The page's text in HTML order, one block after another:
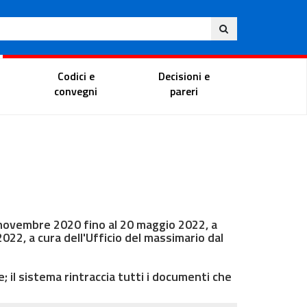
Ita
Portale del magistrato
Codici e
convegni
Decisioni e
pareri
2020 fino al 20 maggio 2022, a
a cura dell'Ufficio del massimario dal
il sistema rintraccia tutti i documenti che